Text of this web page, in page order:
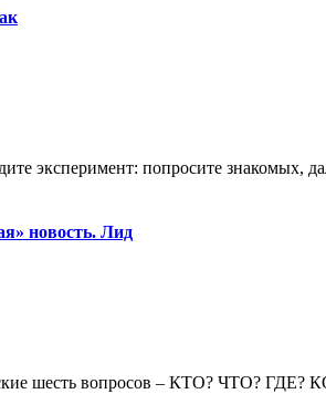
эксперимент: попросите знакомых,
новость. Лид
шесть вопросов – КТО? ЧТО?